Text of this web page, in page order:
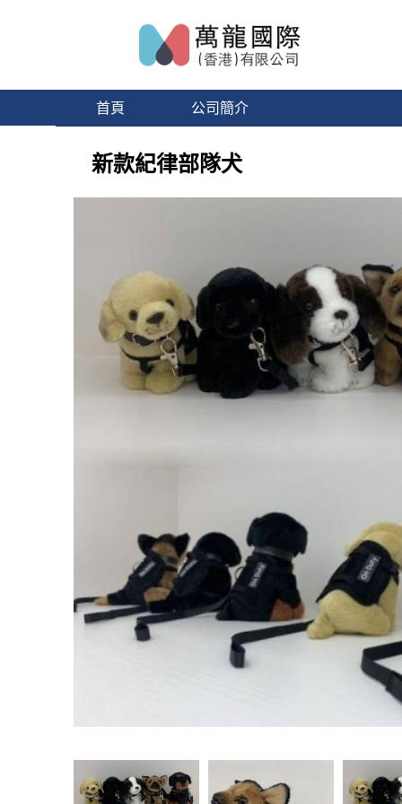
首頁 公司簡介
新款紀律部隊犬